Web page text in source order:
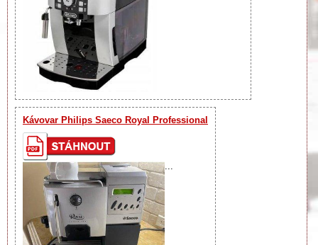
Kávovar Philips Saeco Royal Professional